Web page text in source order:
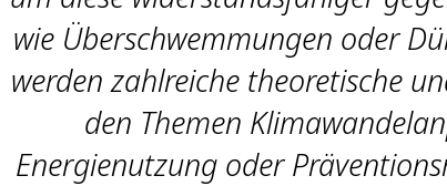
wie Überschwemmungen oder
werden zahlreiche theoretische
den Themen
Energienutzung oder